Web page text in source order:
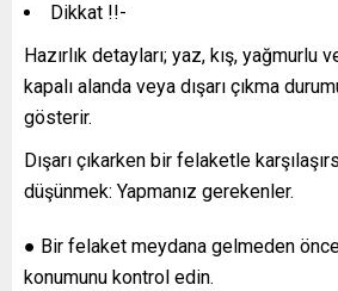
Dikkat !!-
Hazırlık detayları; yaz, kış, yağmurlu
kapalı alanda veya dışarı çıkma
gösterir.
Dışarı çıkarken bir felaketle
düşünmek: Yapmanız gerekenler.
● Bir felaket meydana gelmeden
konumunu kontrol edin.